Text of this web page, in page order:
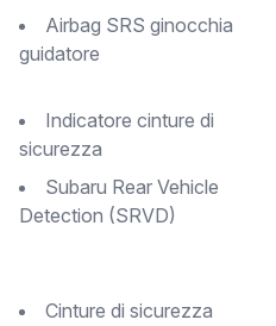
Airbag SRS ginocchia
guidatore
Indicatore cinture di
sicurezza
Subaru Rear Vehicle
Detection (SRVD)
Cinture di sicurezza